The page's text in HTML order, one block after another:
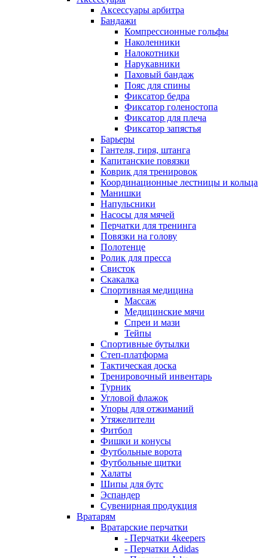
Аксессуары арбитра
Бандажи
Компрессионные гольфы
Наколенники
Налокотники
Нарукавники
Паховый бандаж
Пояс для спины
Фиксатор бедра
Фиксатор голеностопа
Фиксатор для плеча
Фиксатор запястья
Барьеры
Гантеля, гиря, штанга
Капитанские повязки
Коврик для тренировок
Координационные лестницы и кольца
Манишки
Напульсники
Насосы для мячей
Перчатки для тренинга
Повязки на голову
Полотенце
Ролик для пресса
Свисток
Скакалка
Спортивная медицина
Массаж
Медицинские мячи
Спреи и мази
Тейпы
Спортивные бутылки
Степ-платформа
Тактическая доска
Тренировочный инвентарь
Турник
Угловой флажок
Упоры для отжиманий
Утяжелители
Фитбол
Фишки и конусы
Футбольные ворота
Футбольные щитки
Халаты
Шипы для бутс
Эспандер
Сувенирная продукция
Вратарям
Вратарские перчатки
- Перчатки 4keepers
- Перчатки Adidas